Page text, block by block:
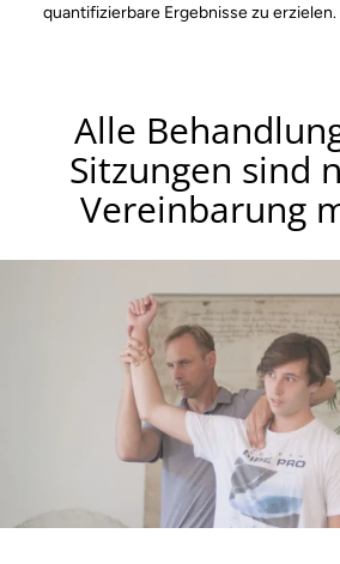
quantifizierbare Ergebnisse zu erzielen.
Alle
Sitzungen sind
Vereinbarung